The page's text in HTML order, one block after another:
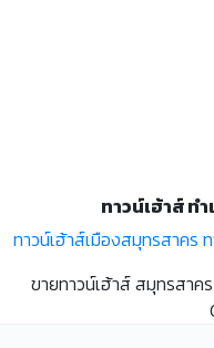
ทาวน์เฮ้าส์ ท
ทาวน์เฮ้าส์เมืองสมุทรสาคร
ขายทาวน์เฮ้าส์ สมุทรสาค